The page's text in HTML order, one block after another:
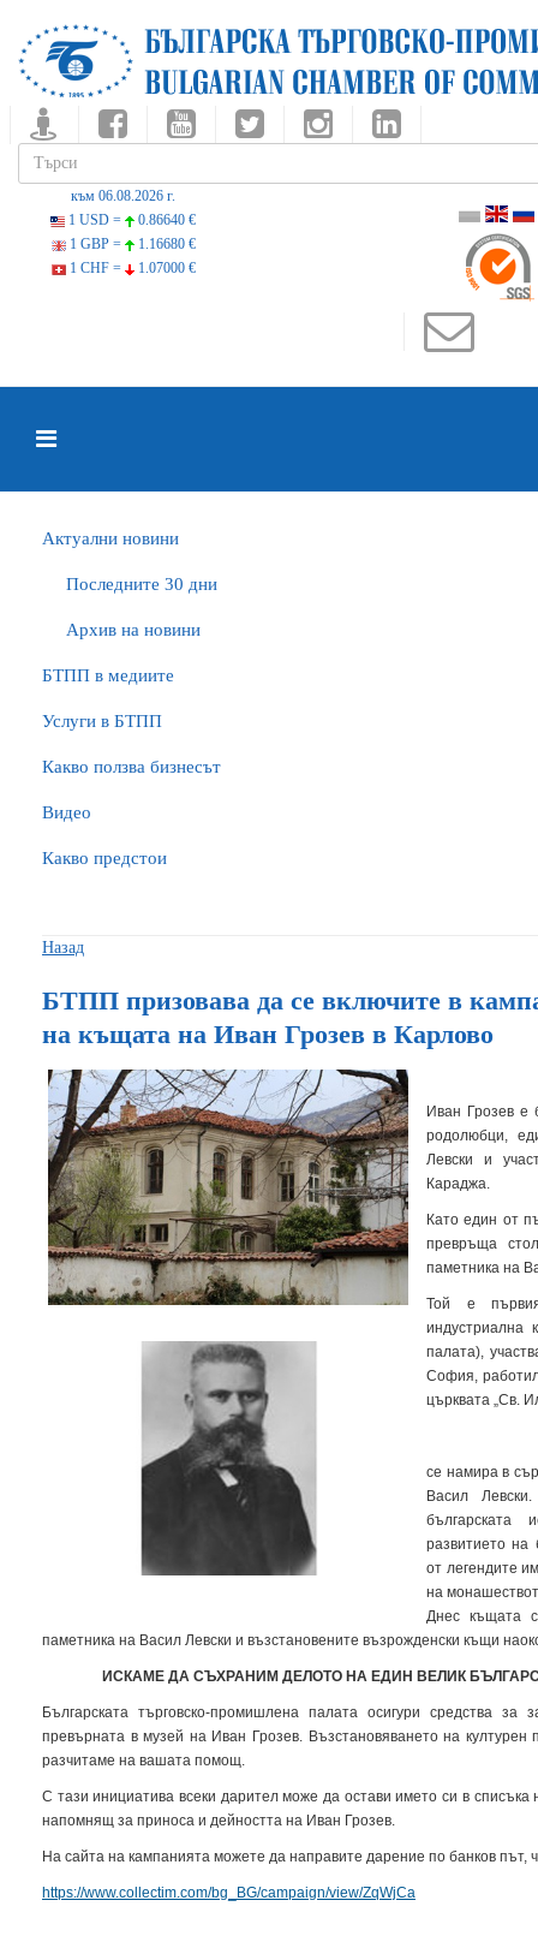
към 06.08.2026 г.
1 USD =
0.86640 €
1 GBP =
1.16680 €
1 CHF =
1.07000 €
Актуални новини
Последните 30 дни
Архив на новини
БTПП в медиите
Услуги в БТПП
Какво ползва бизнесът
Видео
Какво предстои
Назад
БТПП призовава да се включите в
на къщата на Иван Грозев в Карлово
Иван Грозев е
родолюбци,
Левски и
Караджа.
Като един от
превръща
паметника на
Той е
индустриална
палата),
София,
църквата „Св.
се намира в
Васил
българската
развитието на
от легендите
на
Днес къщата
паметника на Васил Левски и възстановените възрожденски къщи
ИСКАМЕ ДА СЪХРАНИМ ДЕЛОТО НА ЕДИН ВЕЛИК
Българската търговско-промишлена палата осигури средства
превърната в музей на Иван Грозев. Възстановяването на
разчитаме на вашата помощ.
С тази инициатива всеки дарител може да остави името си в
напомнящ за приноса и дейността на Иван Грозев.
На сайта на кампанията можете да направите дарение по банков път,
https://www.collectim.com/bg_BG/campaign/view/ZqWjCa